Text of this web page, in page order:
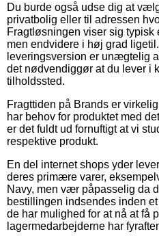
Du burde også udse dig at
privatbolig eller til adressen
Fragtløsningen viser sig typisk
men endvidere i høj grad
leveringsversion er unægtelig
det nødvendiggør at du lever i
tilholdssted.
Fragttiden på Brands er
har behov for produktet med
er det fuldt ud fornuftigt at vi
respektive produkt.
En del internet shops yder
deres primære varer,
Navy, men vær påpasselig da
bestillingen indsendes inden
de har mulighed for at nå at få
lagermedarbejderne har